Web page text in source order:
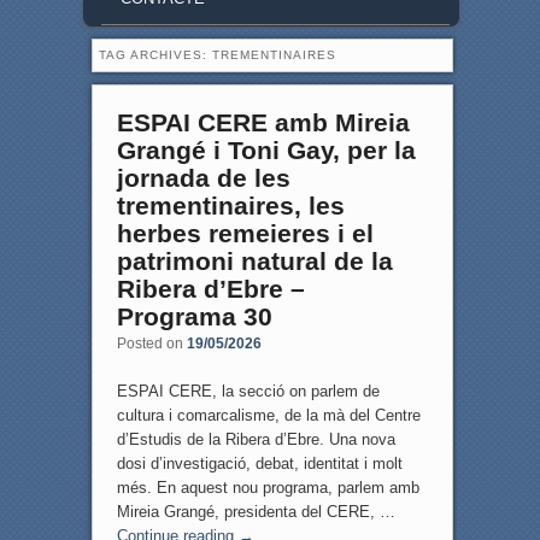
TAG ARCHIVES: TREMENTINAIRES
ESPAI CERE amb Mireia
Grangé i Toni Gay, per la
jornada de les
trementinaires, les
herbes remeieres i el
patrimoni natural de la
Ribera d’Ebre –
Programa 30
Posted on 19/05/2026
ESPAI CERE, la secció on parlem de
cultura i comarcalisme, de la mà del Centre
d’Estudis de la Ribera d’Ebre. Una nova
dosi d’investigació, debat, identitat i molt
més. En aquest nou programa, parlem amb
Mireia Grangé, presidenta del CERE, …
Continue reading →